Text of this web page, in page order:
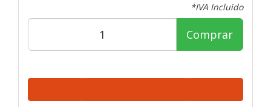
*IVA Incluido
Comprar